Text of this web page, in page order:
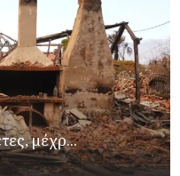
μέχρ...